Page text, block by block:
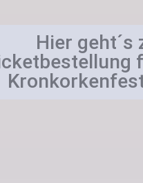
Hier geht´s